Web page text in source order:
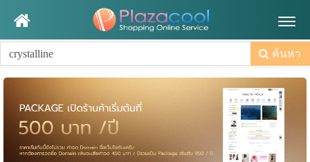
ค้นหา